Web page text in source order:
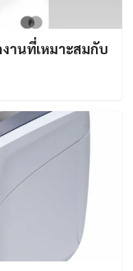
านที่เหมาะสมกับ